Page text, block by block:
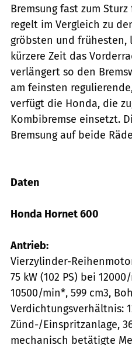
Bremsung fast zum
regelt im Vergleich zu
gröbsten und frühesten,
kürzere Zeit das
verlängert so den
am feinsten
verfügt die Honda, die
Kombibremse einsetzt.
Bremsung auf beide
Daten
Honda Hornet 600
Antrieb:
Vierzylinder-
75 kW (102 PS) bei
10500/min*, 599 cm3,
Verdichtungsverhältnis:
Zünd-/Einspritzanlage,
mechanisch betätigte